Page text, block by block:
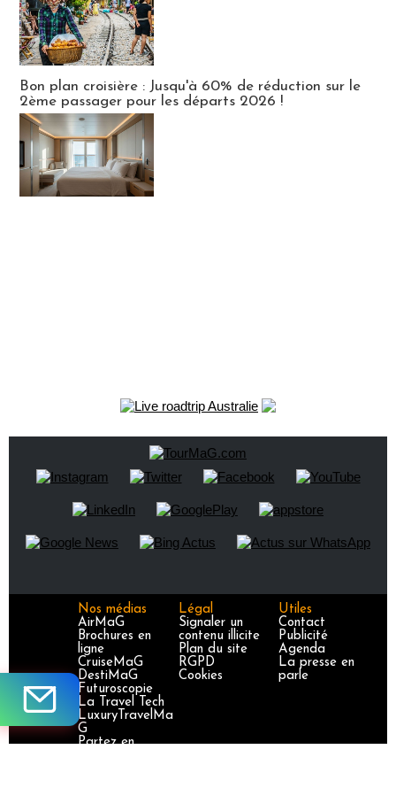
Bon plan croisière : Jusqu'à 60% de réduction sur le
2ème passager pour les départs 2026 !
Nos médias
AirMaG
Brochures en
ligne
CruiseMaG
DestiMaG
Futuroscopie
La Travel Tech
LuxuryTravelMa
G
Partez en
Légal
Signaler un
contenu illicite
Plan du site
RGPD
Cookies
Utiles
Contact
Publicité
Agenda
La presse en
parle